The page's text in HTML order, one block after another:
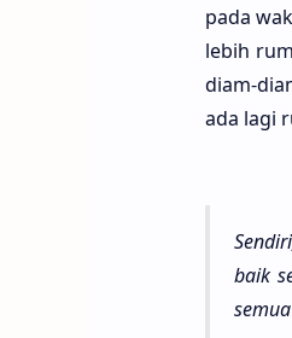
pada
lebih
diam-
ada lagi
baik